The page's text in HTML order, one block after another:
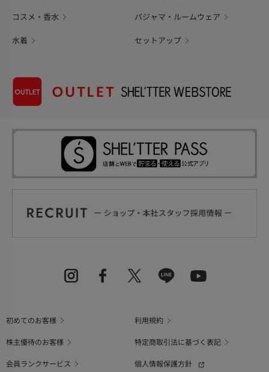
コスメ・香水 パジャマ・ルームウェア
水着 セットアップ
初めてのお客様
利用規約
株主優待のお客様
特定商取引法に基づく表記
会員ランクサービス
個人情報保護方針